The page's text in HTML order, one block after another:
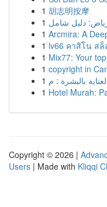
1 胡志明按摩
1
1 Arcmira: A
1 lv66 คาสิโน สล็
1 Mix77: Your
1 copyright in
1
1 Hotel Murah:
Copyright © 2026 |
Users | Made with Kliqqi